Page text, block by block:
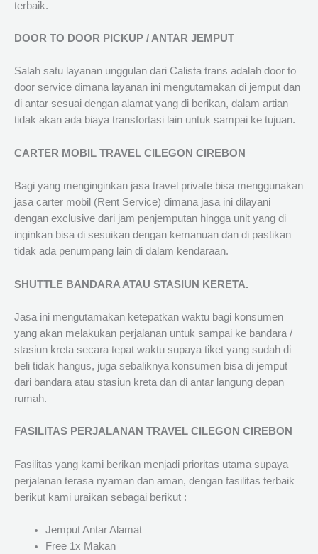
terbaik.
DOOR TO DOOR PICKUP / ANTAR JEMPUT
Salah satu layanan unggulan dari Calista trans adalah door to
door service dimana layanan ini mengutamakan di jemput dan
di antar sesuai dengan alamat yang di berikan, dalam artian
tidak akan ada biaya transfortasi lain untuk sampai ke tujuan.
CARTER MOBIL TRAVEL CILEGON CIREBON
Bagi yang menginginkan jasa travel private bisa menggunakan
jasa carter mobil (Rent Service) dimana jasa ini dilayani
dengan exclusive dari jam penjemputan hingga unit yang di
inginkan bisa di sesuikan dengan kemanuan dan di pastikan
tidak ada penumpang lain di dalam kendaraan.
SHUTTLE BANDARA ATAU STASIUN KERETA.
Jasa ini mengutamakan ketepatkan waktu bagi konsumen
yang akan melakukan perjalanan untuk sampai ke bandara /
stasiun kreta secara tepat waktu supaya tiket yang sudah di
beli tidak hangus, juga sebaliknya konsumen bisa di jemput
dari bandara atau stasiun kreta dan di antar langung depan
rumah.
FASILITAS PERJALANAN TRAVEL CILEGON CIREBON
Fasilitas yang kami berikan menjadi prioritas utama supaya
perjalanan terasa nyaman dan aman, dengan fasilitas terbaik
berikut kami uraikan sebagai berikut :
Jemput Antar Alamat
Free 1x Makan